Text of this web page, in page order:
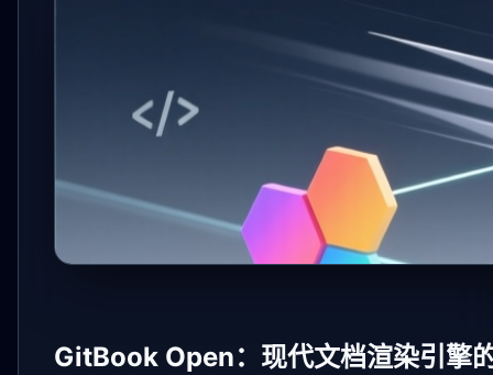
GitBook Open：现代文档渲染引擎